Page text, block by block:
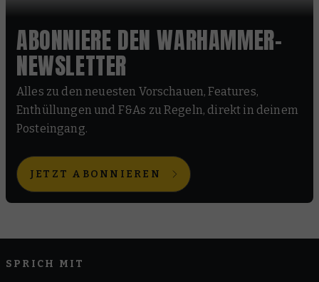
ABONNIERE DEN WARHAMMER-
NEWSLETTER
Alles zu den neuesten Vorschauen, Features,
Enthüllungen und F&As zu Regeln, direkt in deinem
Posteingang.
JETZT ABONNIEREN
SPRICH MIT